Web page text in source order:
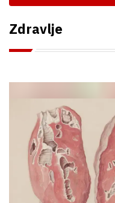
Zdravlje